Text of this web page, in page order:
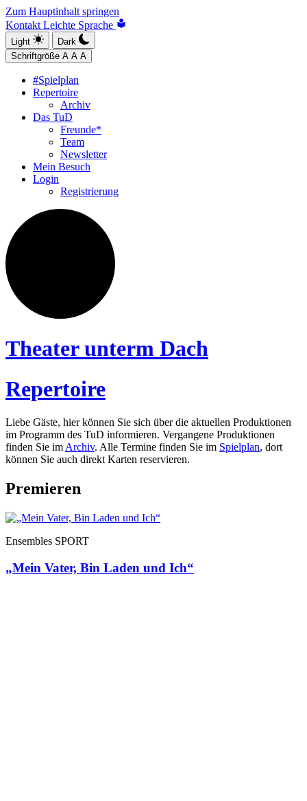
Zum Hauptinhalt springen
Kontakt Leichte Sprache
Light
Dark
Schriftgröße A A A
#Spielplan
Repertoire
Archiv
Das TuD
Freunde*
Team
Newsletter
Mein Besuch
Login
Registrierung
Theater unterm Dach
Repertoire
Liebe Gäste, hier können Sie sich über die aktuellen Produktionen
im Programm des TuD informieren. Vergangene Produktionen
finden Sie im Archiv. Alle Termine finden Sie im Spielplan, dort
können Sie auch direkt Karten reservieren.
Premieren
Ensembles SPORT
„Mein Vater, Bin Laden und Ich“